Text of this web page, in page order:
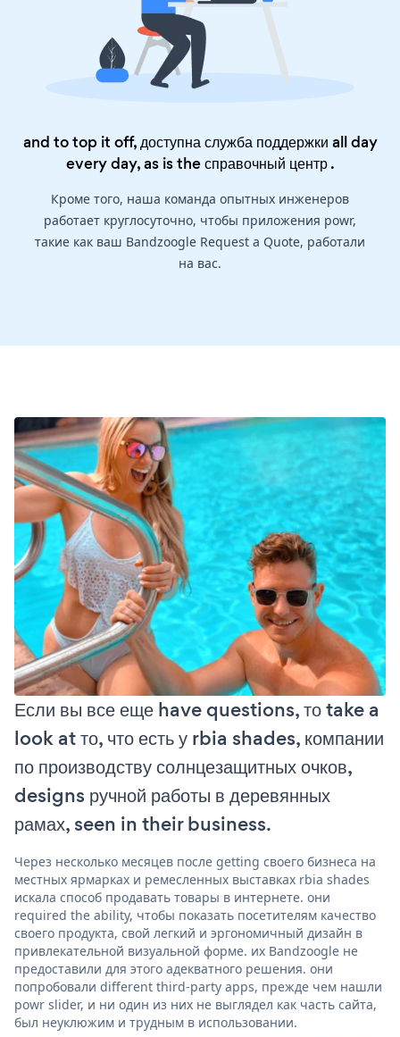
and to top it off, доступна служба поддержки all day
every day, as is theсправочный центр.
Кроме того, наша команда опытных инженеров
работает круглосуточно, чтобы приложения powr,
такие как ваш Bandzoogle Request a Quote, работали
на вас.
Если вы все еще have questions, то take a
look at то, что есть у rbia shades, компании
по производству солнцезащитных очков,
designs ручной работы в деревянных
рамах, seen in their business.
Через несколько месяцев после getting своего бизнеса на
местных ярмарках и ремесленных выставках rbia shades
искала способ продавать товары в интернете. они
required the ability, чтобы показать посетителям качество
своего продукта, свой легкий и эргономичный дизайн в
привлекательной визуальной форме. их Bandzoogle не
предоставили для этого адекватного решения. они
попробовали different third-party apps, прежде чем нашли
powr slider, и ни один из них не выглядел как часть сайта,
был неуклюжим и трудным в использовании.